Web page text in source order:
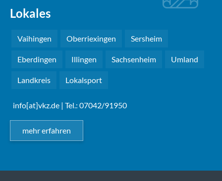
Lokales
Vaihingen Oberriexingen Sersheim
Eberdingen Illingen Sachsenheim Umland
Landkreis Lokalsport
info[at]vkz.de | Tel.: 07042/91950
mehr erfahren